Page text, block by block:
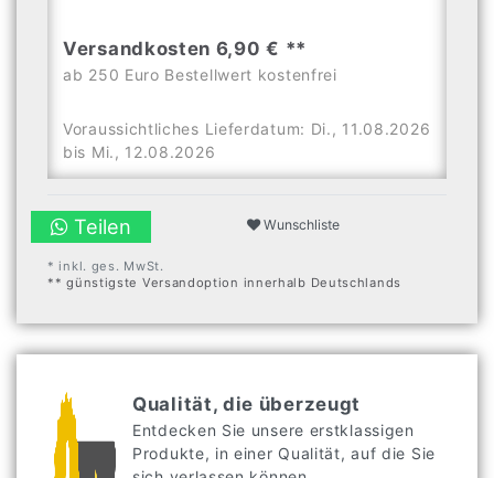
Versandkosten 6,90 € **
ab 250 Euro Bestellwert kostenfrei
Voraussichtliches Lieferdatum: Di., 11.08.2026
bis Mi., 12.08.2026
Teilen Wunschliste
* inkl. ges. MwSt.
** günstigste Versandoption innerhalb Deutschlands
Qualität, die überzeugt
Entdecken Sie unsere erstklassigen
Produkte, in einer Qualität, auf die Sie